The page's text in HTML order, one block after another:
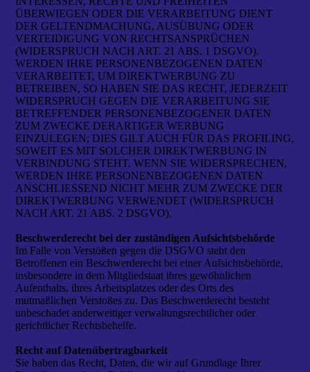
ÜBERWIEGEN ODER DIE VERARBEITUNG DIENT
DER GELTENDMACHUNG, AUSÜBUNG ODER
VERTEIDIGUNG VON RECHTSANSPRÜCHEN
(WIDERSPRUCH NACH ART. 21 ABS. 1 DSGVO).
WERDEN IHRE PERSONENBEZOGENEN DATEN
VERARBEITET, UM DIREKTWERBUNG ZU
BETREIBEN, SO HABEN SIE DAS RECHT, JEDERZEIT
WIDERSPRUCH GEGEN DIE VERARBEITUNG SIE
BETREFFENDER PERSONENBEZOGENER DATEN
ZUM ZWECKE DERARTIGER WERBUNG
EINZULEGEN; DIES GILT AUCH FÜR DAS PROFILING,
SOWEIT ES MIT SOLCHER DIREKTWERBUNG IN
VERBINDUNG STEHT. WENN SIE WIDERSPRECHEN,
WERDEN IHRE PERSONENBEZOGENEN DATEN
ANSCHLIESSEND NICHT MEHR ZUM ZWECKE DER
DIREKTWERBUNG VERWENDET (WIDERSPRUCH
NACH ART. 21 ABS. 2 DSGVO).
Beschwerderecht bei der zuständigen Aufsichtsbehörde
Im Falle von Verstößen gegen die DSGVO steht den
Betroffenen ein Beschwerderecht bei einer Aufsichtsbehörde,
insbesondere in dem Mitgliedstaat ihres gewöhnlichen
Aufenthalts, ihres Arbeitsplatzes oder des Orts des
mutmaßlichen Verstoßes zu. Das Beschwerderecht besteht
unbeschadet anderweitiger verwaltungsrechtlicher oder
gerichtlicher Rechtsbehelfe.
Recht auf Datenübertragbarkeit
Sie haben das Recht, Daten, die wir auf Grundlage Ihrer